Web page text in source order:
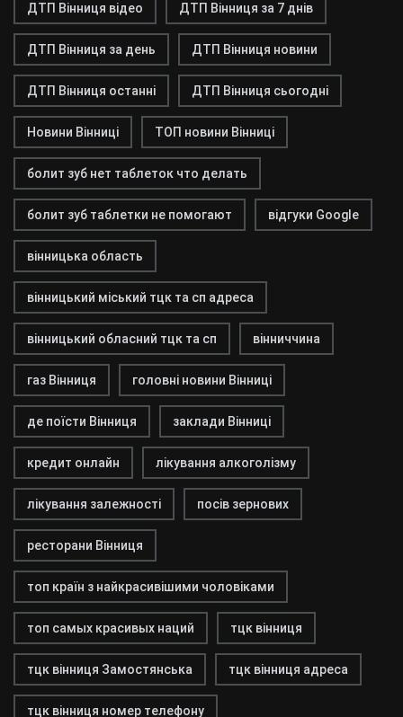
ДТП Вінниця відео ДТП Вінниця за 7 днів
ДТП Вінниця за день ДТП Вінниця новини
ДТП Вінниця останні ДТП Вінниця сьогодні
Новини Вінниці ТОП новини Вінниці
болит зуб нет таблеток что делать
болит зуб таблетки не помогают відгуки Google
вінницька область
вінницький міський тцк та сп адреса
вінницький обласний тцк та сп вінниччина
газ Вінниця головні новини Вінниці
де поїсти Вінниця заклади Вінниці
кредит онлайн лікування алкоголізму
лікування залежності посів зернових
ресторани Вінниця
топ країн з найкрасивішими чоловіками
топ самых красивых наций тцк вінниця
тцк вінниця Замостянська тцк вінниця адреса
тцк вінниця номер телефону